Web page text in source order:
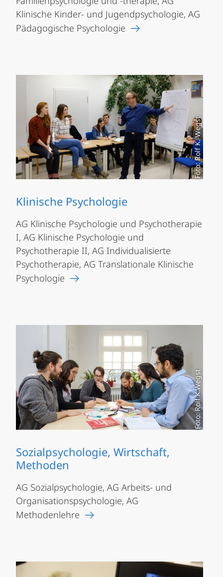
Klinische Kinder- und Jugendpsychologie, AG
Pädagogische Psychologie
Foto: Rolf K. Wegst
Klinische Psychologie
AG Klinische Psychologie und Psychotherapie
I, AG Klinische Psychologie und
Psychotherapie II, AG Individualisierte
Psychotherapie, AG Translationale Klinische
Psychologie
Foto: Rolf K.Wegst
Sozialpsychologie, Wirtschaft,
Methoden
AG Sozialpsychologie, AG Arbeits- und
Organisationspsychologie, AG
Methodenlehre